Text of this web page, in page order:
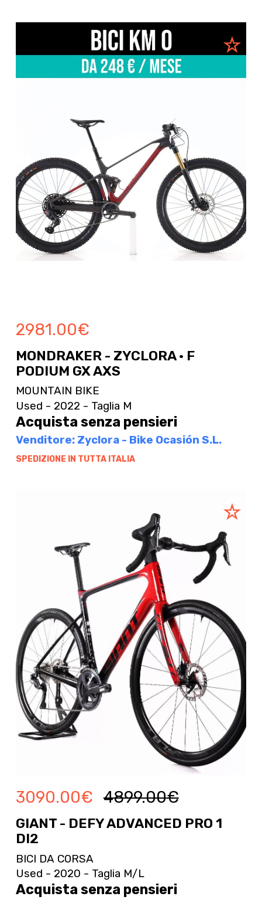
2981.00€
MONDRAKER - ZYCLORA · F
PODIUM GX AXS
MOUNTAIN BIKE
Used - 2022 - Taglia M
Acquista senza pensieri
Venditore: Zyclora - Bike Ocasión S.L.
SPEDIZIONE IN TUTTA ITALIA
3090.00€ 4899.00€
GIANT - DEFY ADVANCED PRO 1
DI2
BICI DA CORSA
Used - 2020 - Taglia M/L
Acquista senza pensieri